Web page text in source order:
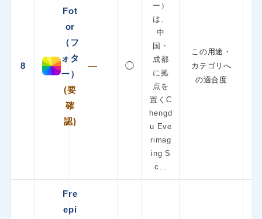
8
Fot
or
（フ
ォタ
ー）
(要
確
認)
— ◯
ー）
は、
中
国・
成都
に拠
点を
置くC
hengd
u Eve
rimag
ing S
c…
この用途・
カテゴリへ
の適合度
Fre
epi